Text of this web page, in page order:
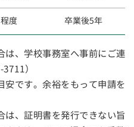
度 卒業後5年
は、学校事務室へ事前にご連
）
安です。余裕をもって申請を
は、証明書を発行できない旨